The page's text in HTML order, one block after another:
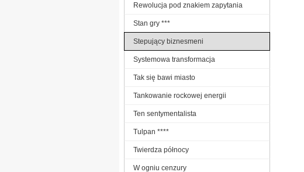
Rewolucja pod znakiem zapytania
Stan gry ***
Stepujący biznesmeni
Systemowa transformacja
Tak się bawi miasto
Tankowanie rockowej energii
Ten sentymentalista
Tulpan ****
Twierdza północy
W ogniu cenzury